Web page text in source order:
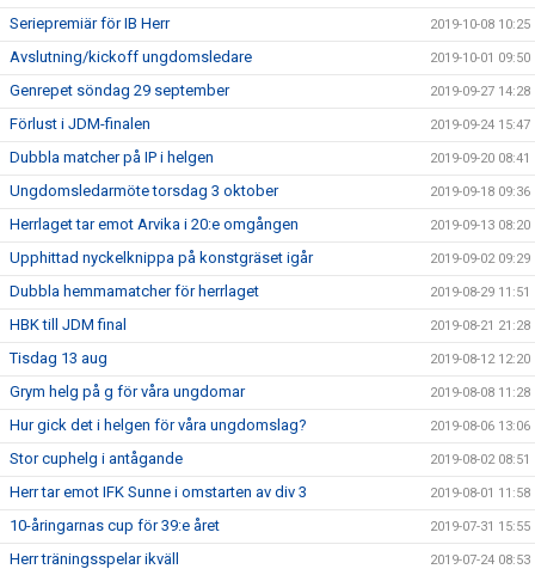
Seriepremiär för IB Herr 2019-10-08 10:25
Avslutning/kickoff ungdomsledare 2019-10-01 09:50
Genrepet söndag 29 september 2019-09-27 14:28
Förlust i JDM-finalen 2019-09-24 15:47
Dubbla matcher på IP i helgen 2019-09-20 08:41
Ungdomsledarmöte torsdag 3 oktober 2019-09-18 09:36
Herrlaget tar emot Arvika i 20:e omgången 2019-09-13 08:20
Upphittad nyckelknippa på konstgräset igår 2019-09-02 09:29
Dubbla hemmamatcher för herrlaget 2019-08-29 11:51
HBK till JDM final 2019-08-21 21:28
Tisdag 13 aug 2019-08-12 12:20
Grym helg på g för våra ungdomar 2019-08-08 11:28
Hur gick det i helgen för våra ungdomslag? 2019-08-06 13:06
Stor cuphelg i antågande 2019-08-02 08:51
Herr tar emot IFK Sunne i omstarten av div 3 2019-08-01 11:58
10-åringarnas cup för 39:e året 2019-07-31 15:55
Herr träningsspelar ikväll 2019-07-24 08:53